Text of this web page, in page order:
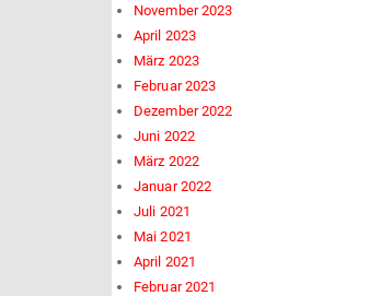
November 2023
April 2023
März 2023
Februar 2023
Dezember 2022
Juni 2022
März 2022
Januar 2022
Juli 2021
Mai 2021
April 2021
Februar 2021